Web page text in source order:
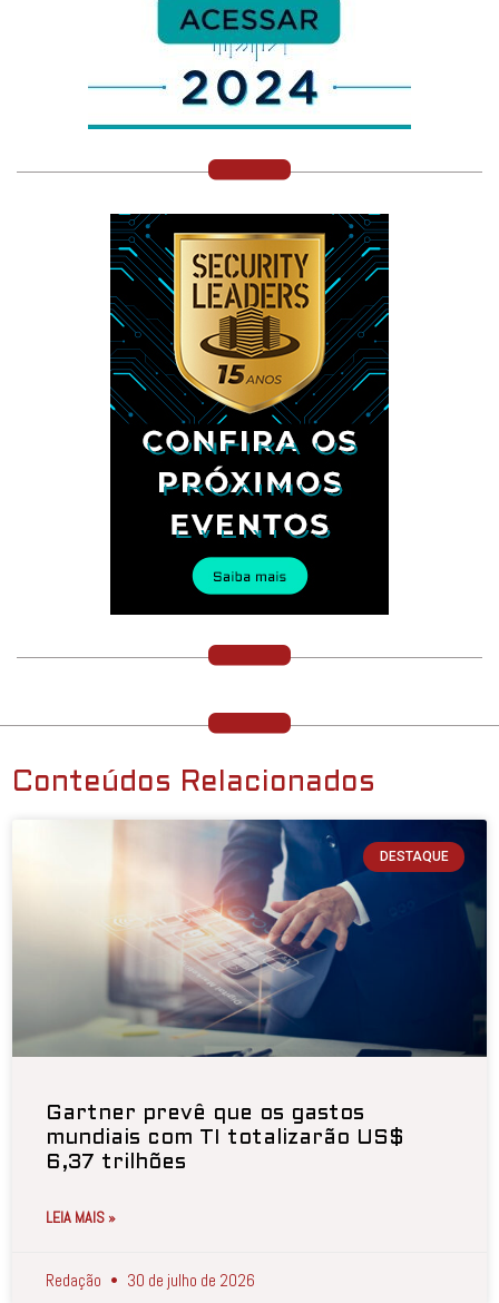
Conteúdos Relacionados
DESTAQUE
Gartner prevê que os gastos
mundiais com TI totalizarão US$
6,37 trilhões
LEIA MAIS »
Redação 30 de julho de 2026